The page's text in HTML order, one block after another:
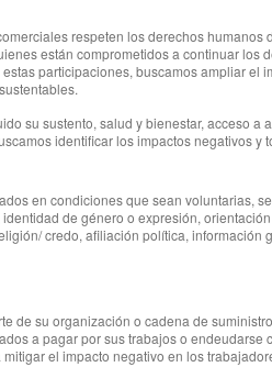
respeten los derechos
están comprometidos a continuar
participaciones, buscamos ampliar
su sustento, salud y bienestar, acceso
identificar los impactos negativos y
en condiciones que sean voluntarias,
de género o expresión,
credo, afiliación política,
su organización o cadena de
a pagar por sus trabajos o
el impacto negativo en los